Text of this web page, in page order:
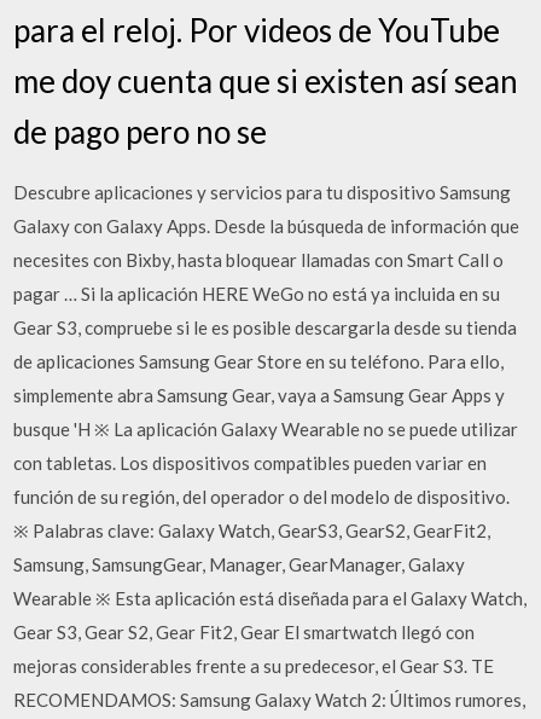
para el reloj. Por videos de YouTube
me doy cuenta que si existen así sean
de pago pero no se
Descubre aplicaciones y servicios para tu dispositivo Samsung
Galaxy con Galaxy Apps. Desde la búsqueda de información que
necesites con Bixby, hasta bloquear llamadas con Smart Call o
pagar … Si la aplicación HERE WeGo no está ya incluida en su
Gear S3, compruebe si le es posible descargarla desde su tienda
de aplicaciones Samsung Gear Store en su teléfono. Para ello,
simplemente abra Samsung Gear, vaya a Samsung Gear Apps y
busque 'H ※ La aplicación Galaxy Wearable no se puede utilizar
con tabletas. Los dispositivos compatibles pueden variar en
función de su región, del operador o del modelo de dispositivo.
※ Palabras clave: Galaxy Watch, GearS3, GearS2, GearFit2,
Samsung, SamsungGear, Manager, GearManager, Galaxy
Wearable ※ Esta aplicación está diseñada para el Galaxy Watch,
Gear S3, Gear S2, Gear Fit2, Gear El smartwatch llegó con
mejoras considerables frente a su predecesor, el Gear S3. TE
RECOMENDAMOS: Samsung Galaxy Watch 2: Últimos rumores,